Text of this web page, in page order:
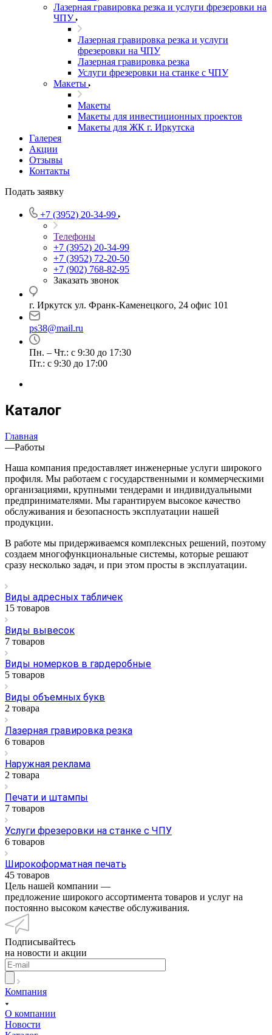
Лазерная гравировка резка и услуги фрезеровки на
ЧПУ
Лазерная гравировка резка и услуги
фрезеровки на ЧПУ
Лазерная гравировка резка
Услуги фрезеровки на станке с ЧПУ
Макеты
Макеты
Макеты для инвестиционных проектов
Макеты для ЖК г. Иркутска
Галерея
Акции
Отзывы
Контакты
Подать заявку
+7 (3952) 20-34-99
Телефоны
+7 (3952) 20-34-99
+7 (3952) 72-20-50
+7 (902) 768-82-95
Заказать звонок
г. Иркутск ул. Франк-Каменецкого, 24 офис 101
ps38@mail.ru
Пн. – Чт.: с 9:30 до 17:30
Пт.: с 9:30 до 17:00
Каталог
Главная
—Работы
Наша компания предоставляет инженерные услуги широкого
профиля. Мы работаем с государственными и коммерческими
организациями, крупными тендерами и индивидуальными
предпринимателями. Мы гарантируем высокое качество
обслуживания и безопасность эксплуатации нашей
продукции.
В работе мы придерживаемся комплексных решений, поэтому
создаем многофункциональные системы, которые решают
сразу несколько задач, и при этом просты в эксплуатации.
Виды адресных табличек
15 товаров
Виды вывесок
7 товаров
Виды номерков в гардеробные
5 товаров
Виды объемных букв
2 товара
Лазерная гравировка резка
6 товаров
Наружная реклама
2 товара
Печати и штампы
7 товаров
Услуги фрезеровки на станке с ЧПУ
6 товаров
Широкоформатная печать
45 товаров
Цель нашей компании —
предложение широкого ассортимента товаров и услуг на
постоянно высоком качестве обслуживания.
Подписывайтесь
на новости и акции
Компания
О компании
Новости